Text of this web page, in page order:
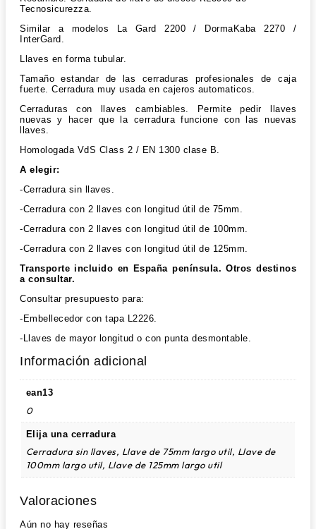
Tecnosicurezza.
Similar a modelos La Gard 2200 / DormaKaba 2270 /
InterGard.
Llaves en forma tubular.
Tamaño estandar de las cerraduras profesionales de caja
fuerte. Cerradura muy usada en cajeros automaticos.
Cerraduras con llaves cambiables. Permite pedir llaves
nuevas y hacer que la cerradura funcione con las nuevas
llaves.
Homologada VdS Class 2 / EN 1300 clase B.
A elegir:
-Cerradura sin llaves.
-Cerradura con 2 llaves con longitud útil de 75mm.
-Cerradura con 2 llaves con longitud útil de 100mm.
-Cerradura con 2 llaves con longitud útil de 125mm.
Transporte incluido en España península. Otros destinos
a consultar.
Consultar presupuesto para:
-Embellecedor con tapa L2226.
-Llaves de mayor longitud o con punta desmontable.
Información adicional
ean13
0
Elija una cerradura
Cerradura sin llaves, Llave de 75mm largo util, Llave de
100mm largo util, Llave de 125mm largo util
Valoraciones
Aún no hay reseñas